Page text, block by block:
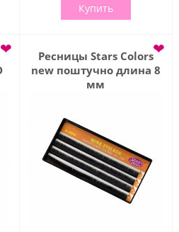
Купить
❤
Ресницы Stars Colors
new поштучно длина 8
мм
❤